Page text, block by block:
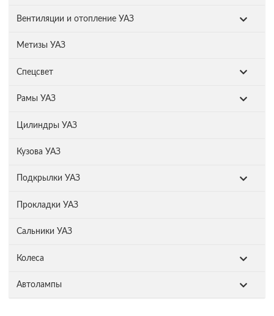
Вентиляции и отопление УАЗ
Метизы УАЗ
Спецсвет
Рамы УАЗ
Цилиндры УАЗ
Кузова УАЗ
Подкрылки УАЗ
Прокладки УАЗ
Сальники УАЗ
Колеса
Автолампы